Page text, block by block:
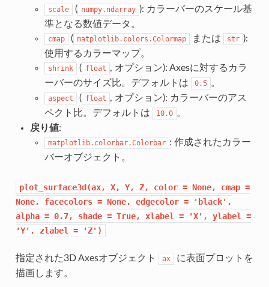
scale ( numpy.ndarray ): カラーバーのスケール基
準となる数値データ。
cmap ( matplotlib.colors.Colormap または str ):
使用するカラーマップ。
shrink ( float , オプション): Axesに対するカラ
ーバーのサイズ比。デフォルトは
0.5 。
aspect ( float , オプション): カラーバーのアス
ペクト比。デフォルトは
10.0 。
戻り値:
matplotlib.colorbar.Colorbar : 作成されたカラー
バーオブジェクト。
plot_surface3d(ax, X, Y, Z, color = None, cmap =
None,
facecolors = None, edgecolor =
'black',
alpha = 0.7, shade = True, xlabel = 'X', ylabel
=
'Y',
zlabel = 'Z')
指定された3D Axesオブジェクト ax
に表面プロットを
描画します。